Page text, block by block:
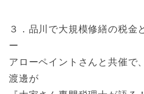
３．品川で大規模修繕の税金
ー
アローペイントさんと共催で
渡邊が